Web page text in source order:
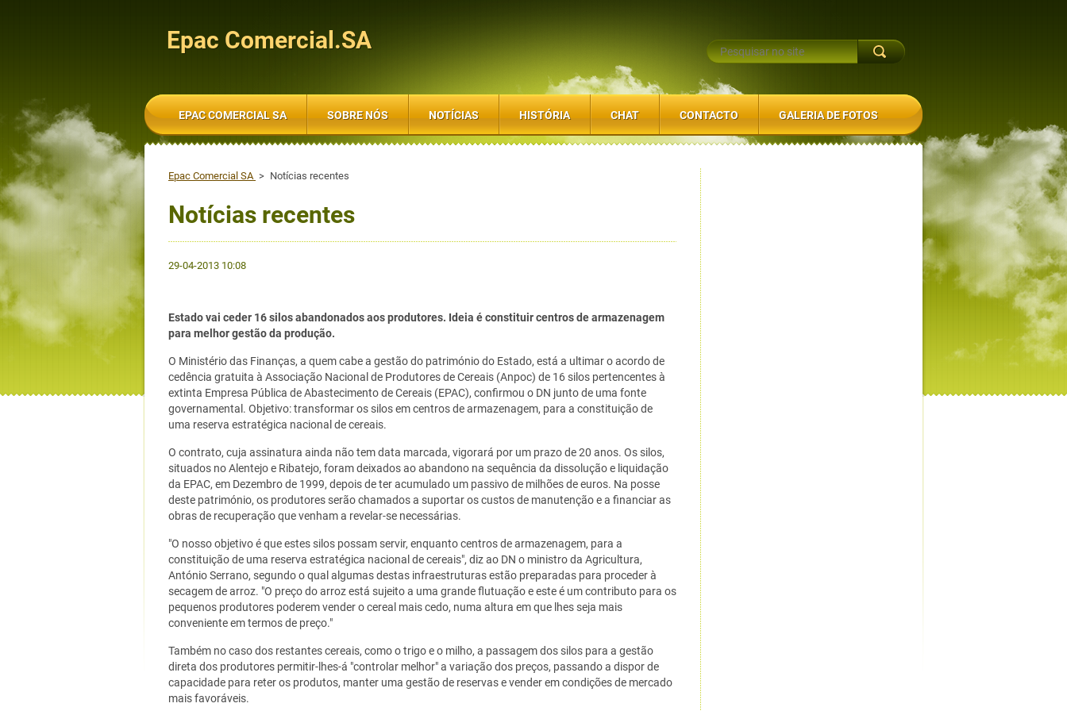
Epac Comercial.SA
Epac Comercial SA > Notícias recentes
Notícias recentes
29-04-2013 10:08
Estado vai ceder 16 silos abandonados aos produtores. Ideia é constituir centros de armazenagem
para melhor gestão da produção.
O Ministério das Finanças, a quem cabe a gestão do património do Estado, está a ultimar o acordo de
cedência gratuita à Associação Nacional de Produtores de Cereais (Anpoc) de 16 silos pertencentes à
extinta Empresa Pública de Abastecimento de Cereais (EPAC), confirmou o DN junto de uma fonte
governamental. Objetivo: transformar os silos em centros de armazenagem, para a constituição de
uma reserva estratégica nacional de cereais.
O contrato, cuja assinatura ainda não tem data marcada, vigorará por um prazo de 20 anos. Os silos,
situados no Alentejo e Ribatejo, foram deixados ao abandono na sequência da dissolução e liquidação
da EPAC, em Dezembro de 1999, depois de ter acumulado um passivo de milhões de euros. Na posse
deste património, os produtores serão chamados a suportar os custos de manutenção e a financiar as
obras de recuperação que venham a revelar-se necessárias.
"O nosso objetivo é que estes silos possam servir, enquanto centros de armazenagem, para a
constituição de uma reserva estratégica nacional de cereais", diz ao DN o ministro da Agricultura,
António Serrano, segundo o qual algumas destas infraestruturas estão preparadas para proceder à
secagem de arroz. "O preço do arroz está sujeito a uma grande flutuação e este é um contributo para os
pequenos produtores poderem vender o cereal mais cedo, numa altura em que lhes seja mais
conveniente em termos de preço."
Também no caso dos restantes cereais, como o trigo e o milho, a passagem dos silos para a gestão
direta dos produtores permitir-lhes-á "controlar melhor" a variação dos preços, passando a dispor de
capacidade para reter os produtos, manter uma gestão de reservas e vender em condições de mercado
mais favoráveis.
EPAC COMERCIAL SA SOBRE NÓS NOTÍCIAS HISTÓRIA CHAT CONTACTO GALERIA DE FOTOS